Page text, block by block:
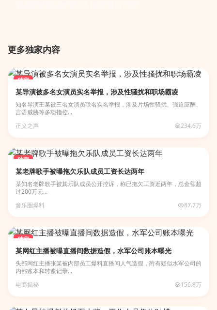
更多独家内容
独家
某导演被多名女演员实名举报，涉及性骚扰和职场霸凌
知名导演王某被三名女演员联名实名举报，涉及片场性骚扰、强迫应酬、
言语威胁等多项指控...
正义之声
234.6万
独家
某老牌歌手被曝拖欠乐队成员工资长达两年
某知名老牌歌手被其乐队成员公开控诉，称已拖欠工资近两年，总金额超
过200万元...
音乐圈爆料
87.7万
独家
某网红主播被曝直播间数据造假，水军公司账本曝光
头部网红主播张某被内部员工爆料直播间人气造假，附有疑似水军公司的
内部账本和转账记录...
电商揭秘
156.8万